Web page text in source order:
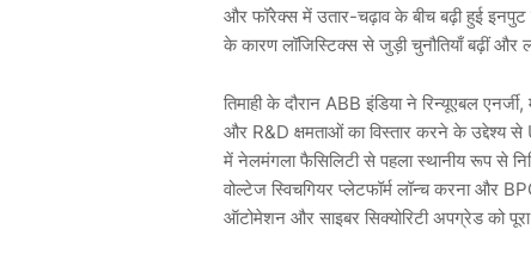
और फॉरेक्स में उतार-चढ़ाव के बीच बढ़ी हुई इनपुट
के कारण लॉजिस्टिक्स से जुड़ी चुनौतियाँ बढ़ीं और
तिमाही के दौरान ABB इंडिया ने रिन्यूएबल एनर्जी,
और R&D क्षमताओं का विस्तार करने के उद्देश्य से
में नेलमंगला फैसिलिटी से पहला स्थानीय रूप से
वोल्टेज स्विचगियर प्लेटफॉर्म लॉन्च करना और
ऑटोमेशन और साइबर सिक्योरिटी अपग्रेड को पूरा